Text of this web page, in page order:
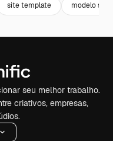
site template modelo site
seu melhor trabalho.
criativos, empresas,